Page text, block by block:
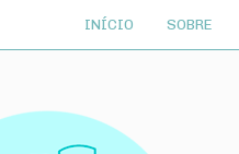
INÍCIO SOBRE